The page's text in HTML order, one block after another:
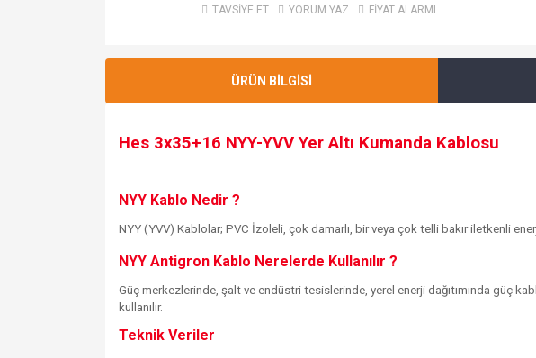
TAVSİYE ET YORUM YAZ FİYAT ALARMI
ÜRÜN BİLGİSİ
Hes 3x35+16 NYY-YVV Yer Altı Kumanda Kablosu
NYY Kablo Nedir ?
NYY (YVV) Kablolar; PVC İzoleli, çok damarlı, bir veya çok telli bakır iletkenli
NYY Antigron Kablo Nerelerde Kullanılır ?
Güç merkezlerinde, şalt ve endüstri tesislerinde, yerel enerji dağıtımında güç
kullanılır.
Teknik Veriler